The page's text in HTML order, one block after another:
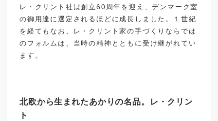
レ・クリント社は創立60周年を迎え、デンマーク室
の御用達に選定されるほどに成長しました。１世紀
を経てもなお、レ・クリント家の手づくりならでは
のフォルムは、当時の精神とともに受け継がれてい
ます。
北欧から生まれたあかりの名品。レ・クリン
ト